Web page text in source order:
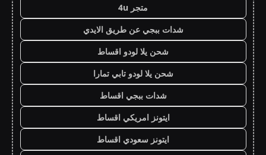
متجر 4u
شدات ببجي عن طريق الايدي
شحن يلا لودو اقساط
شحن يلا لودو تابي تمارا
شدات ببجي اقساط
ايتونز امريكي اقساط
ايتونز سعودي اقساط